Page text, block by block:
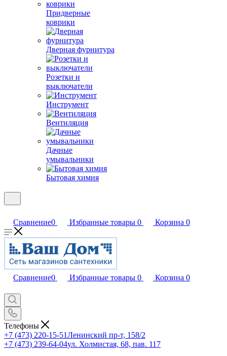
Придверные
коврики
Дверная фурнитура
Розетки и
выключатели
Инструмент
Вентиляция
Дачные
умывальники
Бытовая химия
Сравнение0 Избранные товары 0 Корзина 0
Сравнение0 Избранные товары 0 Корзина 0
Телефоны
+7 (473) 220-15-51Ленинский пр-т, 158/2
+7 (473) 239-64-04ул. Холмистая, 68, пав. 117